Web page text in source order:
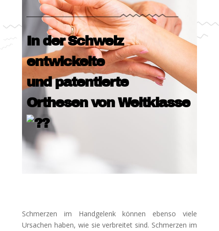
In der Schweiz
entwickelte
und patentierte
Orthesen von Weltklasse
Schmerzen im Handgelenk können ebenso viele
Ursachen haben, wie sie verbreitet sind. Schmerzen im